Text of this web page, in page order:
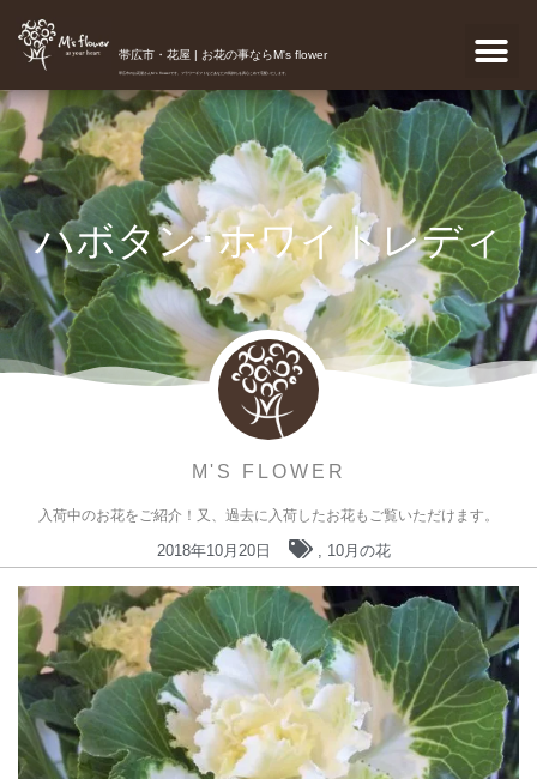
帯広市・花屋 | お花の事ならM's flower
帯広市のお花屋さんM's flowerです。フラワーギフトなどあなたの気持ちを真心こめて宅配いたします。
ハボタン･ホワイトレディ
M'S FLOWER
入荷中のお花をご紹介！又、過去に入荷したお花もご覧いただけます。
2018年10月20日 , 10月の花